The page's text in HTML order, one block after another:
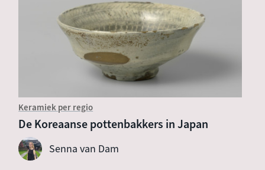
Keramiek per regio
De Koreaanse pottenbakkers in Japan
Senna van Dam